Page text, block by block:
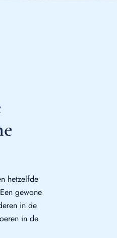
hetzelfde
gewone
in de
in de